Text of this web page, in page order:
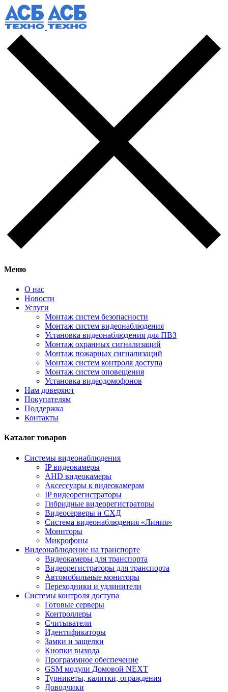
Меню
О нас
Новости
Услуги
Монтаж систем безопасности
Монтаж систем видеонаблюдения
Установка видеонаблюдения для ПВЗ
Монтаж охранных сигнализаций
Монтаж пожарных сигнализаций
Монтаж систем контроля доступа
Монтаж систем оповещения
Установка видеодомофонов
Нам доверяют
Покупателям
Поддержка
Контакты
Каталог товаров
Системы видеонаблюдения
IP видеокамеры
AHD видеокамеры
Аксессуары к видеокамерам
IP видеорегистраторы
Гибридные видеорегистраторы
Видеосерверы и СХД
Система видеонаблюдения «Линия»
Мониторы
Микрофоны
Видеонаблюдение на транспорте
Видеокамеры для транспорта
Видеорегистраторы для транспорта
Автомобильные мониторы
Переходники и удлинители
Системы контроля доступа
Готовые серверы
Контроллеры
Считыватели
Идентификаторы
Замки и защелки
Кнопки выхода
Программное обеспечение
GSM модули Домовой NEXT
Турникеты, калитки, ограждения
Доводчики